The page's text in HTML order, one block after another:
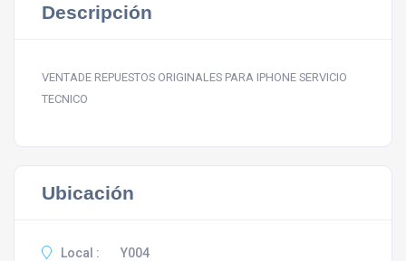
Descripción
VENTADE REPUESTOS ORIGINALES PARA IPHONE SERVICIO
TECNICO
Ubicación
Local : Y004